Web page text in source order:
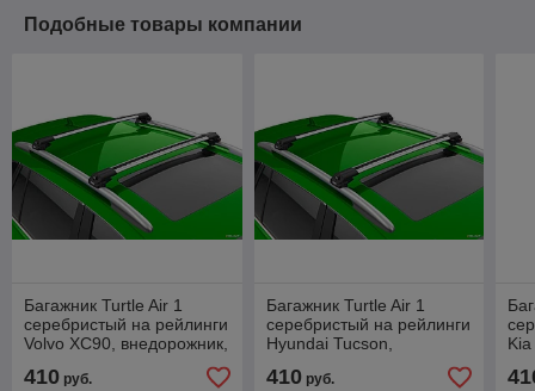
Подобные товары компании
Багажник Turtle Air 1
серебристый на рейлинги
Volvo XC90, внедорожник,
410 руб.
Багажник Turtle Air 1
серебристый на рейлинги
Hyundai Tucson,
внедорожник, 2004-2016
410руб.